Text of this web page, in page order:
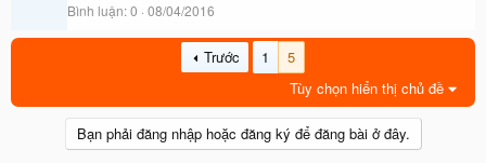
Bình luận 0 08/04/2016
Trước 1
5
Tùy chọn hiển thị chủ đề
Bạn phải đăng nhập hoặc đăng ký để đăng bài ở đây.